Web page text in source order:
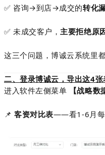
✅ 咨询→到店→成交的转化
✅ 未成交客户， 主要拒绝原
这三个问题，博诚云系统里都
二、登录博诚云，导出这4张
进入软件左侧菜单
【战略数
📌客资对比表——看1-6月每